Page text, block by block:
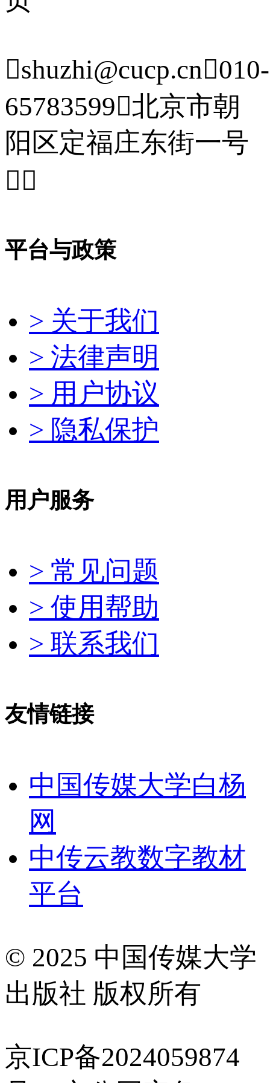
shuzhi@cucp.cn010-
65783599北京市朝
阳区定福庄东街一号

平台与政策
> 关于我们
> 法律声明
> 用户协议
> 隐私保护
用户服务
> 常见问题
> 使用帮助
> 联系我们
友情链接
中国传媒大学白杨
网
中传云教数字教材
平台
© 2025 中国传媒大学
出版社 版权所有
京ICP备2024059874